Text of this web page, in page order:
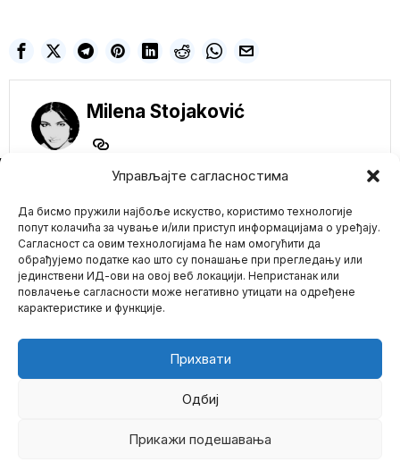
Управљајте сагласностима
Да бисмо пружили најбоље искуство, користимо технологије
попут колачића за чување и/или приступ информацијама о уређају.
Сагласност са овим технологијама ће нам омогућити да
обрађујемо податке као што су понашање при прегледању или
јединствени ИД-ови на овој веб локацији. Непристанак или
повлачење сагласности може негативно утицати на одређене
карактеристике и функције.
Прихвати
Одбиј
Прикажи подешавања
Milena Stojaković
Mario zna Youtube
2026- Sva prava zadržana.
platiti cenu nakon
američkih udara na
mostove
Sjedinjene Države
pokrenule su novu seriju
noćnih udara, a prema
Moskva optužuje
da planiraju
sabotiranje ruskih
podmorskih kablova
kako bi prekinuli
globalni internet
Države i Ujedinjeno